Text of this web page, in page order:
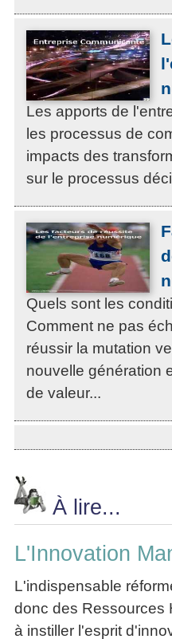
Les apports de
les processus de
impacts des
sur le processus
Quels sont les
Comment ne pas
réussir la mutation
nouvelle génération
de valeur...
À lire...
L'Innovation
L'indispensable
donc des Ressources
à instiller l'esprit